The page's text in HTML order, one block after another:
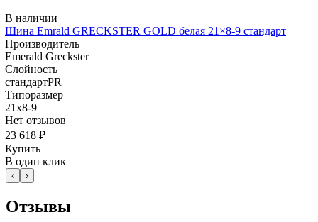
В наличии
Шина Emrald GRECKSTER GOLD белая 21×8-9 стандарт
Производитель
Emerald Greckster
Слойность
стандартPR
Типоразмер
21x8-9
Нет отзывов
23 618 ₽
Купить
В один клик
‹ ›
Отзывы